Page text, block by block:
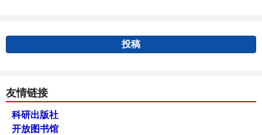
投稿
友情链接
科研出版社
开放图书馆